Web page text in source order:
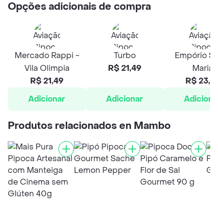
Opções adicionais de compra
Mercado Rappi -
Vila Olimpia
R$ 21,49
Adicionar
Turbo
R$ 21,49
Adicionar
Empório
Maria
R$
Produtos relacionados en Mambo